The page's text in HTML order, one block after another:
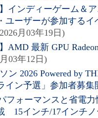
インディーゲーム＆
ユーザーが参加する
月03年19日)
AMD 最新 GPU
03年12日)
ン 2026 Powered by
ン予選」参加者募集
フォーマンスと省電
15インチ/17インチ